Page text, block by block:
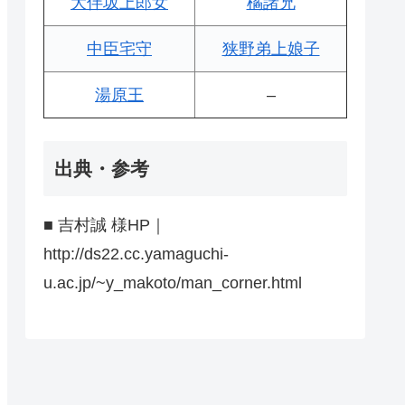
中臣宅守 狭野弟上娘子
湯原王 –
出典・参考
■ 吉村誠 様HP｜
http://ds22.cc.yamaguchi-
u.ac.jp/~y_makoto/man_corner.html